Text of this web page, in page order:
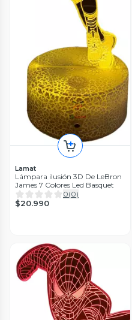
Lamat
Lámpara ilusión 3D De LeBron
James 7 Colores Led Basquet
0(0)
$20.990